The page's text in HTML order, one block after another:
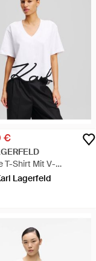
€
T-Shirt Mit V-
Damen, Größe - Weiß
Lagerfeld